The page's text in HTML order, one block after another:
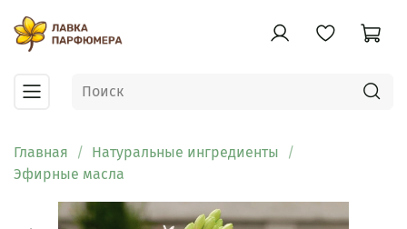
Главная
Натуральные ингредиенты
Эфирные масла